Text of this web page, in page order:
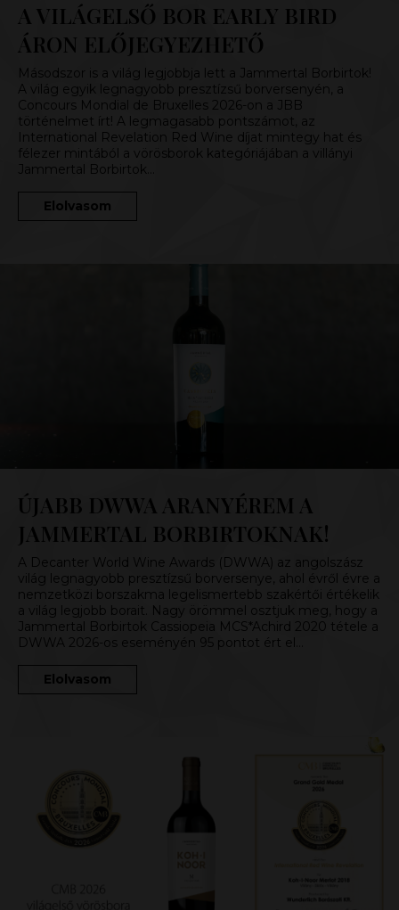
A VILÁGELSŐ BOR EARLY BIRD
ÁRON ELŐJEGYEZHETŐ
Másodszor is a világ legjobbja lett a Jammertal Borbirtok!
A világ egyik legnagyobb presztízsű borversenyén, a
Concours Mondial de Bruxelles 2026-on a JBB
történelmet írt! A legmagasabb pontszámot, az
International Revelation Red Wine díjat mintegy hat és
félezer mintából a vörösborok kategóriájában a villányi
Jammertal Borbirtok…
Elolvasom
ÚJABB DWWA ARANYÉREM A
JAMMERTAL BORBIRTOKNAK!
A Decanter World Wine Awards (DWWA) az angolszász
világ legnagyobb presztízsű borversenye, ahol évről évre a
nemzetközi borszakma legelismertebb szakértői értékelik
a világ legjobb borait. Nagy örömmel osztjuk meg, hogy a
Jammertal Borbirtok Cassiopeia MCS*Achird 2020 tétele a
DWWA 2026-os eseményén 95 pontot ért el…
Elolvasom